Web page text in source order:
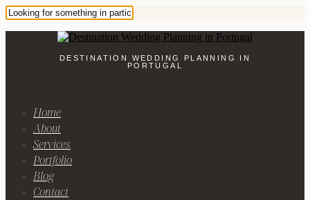
DESTINATION WEDDING PLANNING IN
PORTUGAL
Home
About
Services
Portfolio
Blog
Contact